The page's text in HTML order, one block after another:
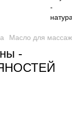
Масло для
-